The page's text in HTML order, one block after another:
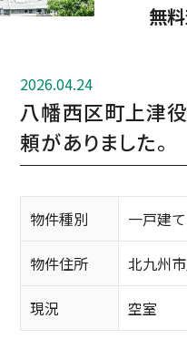
無
2026.04.24
八幡西区町上津
頼がありました。
物件種別 一戸建て
物件住所 北九州
現況 空室